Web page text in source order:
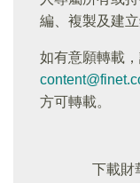
編、複製及建
如有意願轉載
方可轉載。
下載財